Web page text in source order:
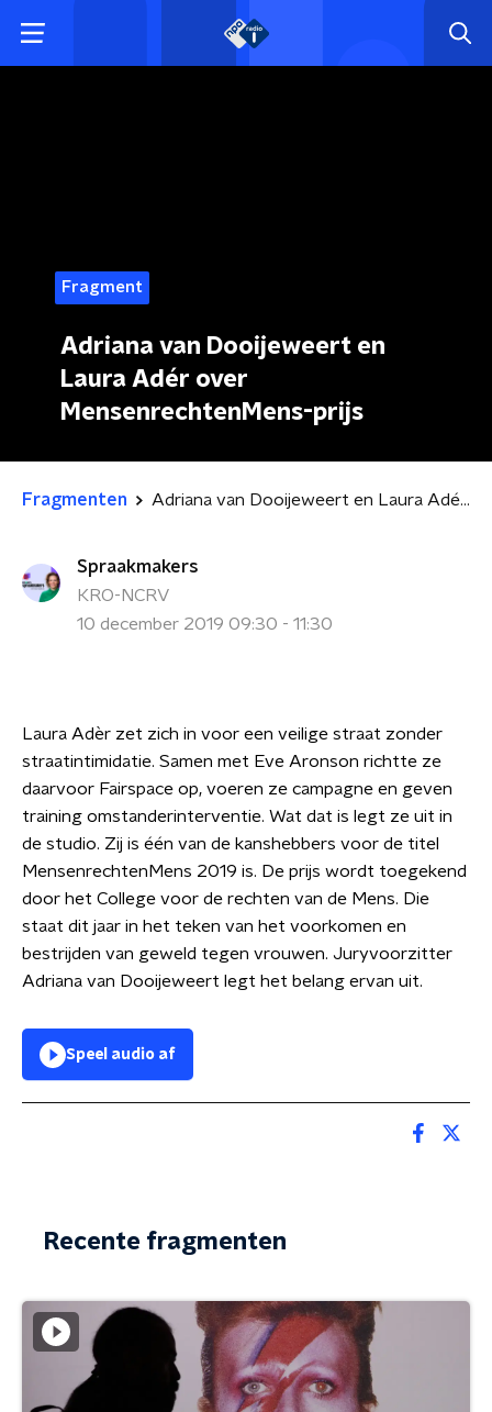
Fragment
Adriana van Dooijeweert en
Laura Adér over
MensenrechtenMens-prijs
Fragmenten Adriana van Dooijeweert en Laura Adér over MensenrechtenMens-prijs
Spraakmakers
KRO-NCRV
10 december 2019 09:30 - 11:30
Laura Adèr zet zich in voor een veilige straat zonder
straatintimidatie. Samen met Eve Aronson richtte ze
daarvoor Fairspace op, voeren ze campagne en geven
training omstanderinterventie. Wat dat is legt ze uit in
de studio. Zij is één van de kanshebbers voor de titel
MensenrechtenMens 2019 is. De prijs wordt toegekend
door het College voor de rechten van de Mens. Die
staat dit jaar in het teken van het voorkomen en
bestrijden van geweld tegen vrouwen. Juryvoorzitter
Adriana van Dooijeweert legt het belang ervan uit.
Speel audio af
Recente fragmenten